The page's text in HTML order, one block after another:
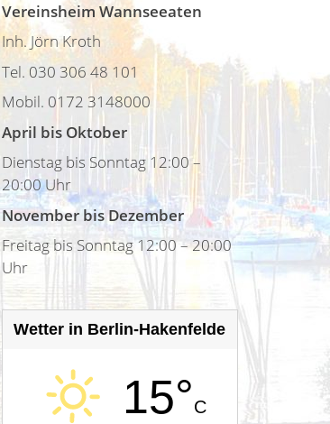
Vereinsheim Wannseeaten
Inh. Jörn Kroth
Tel. 030 306 48 101
Mobil. 0172 3148000
April bis Oktober
Dienstag bis Sonntag 12:00 –
20:00 Uhr
November bis Dezember
Freitag bis Sonntag 12:00 – 20:00
Uhr
Wetter in Berlin-Hakenfelde
15°C